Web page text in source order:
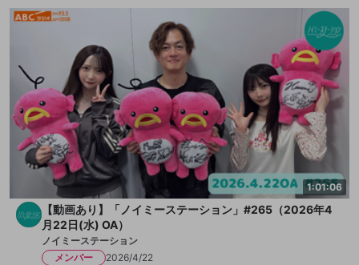
1:01:06
【動画あり】「ノイミーステーション」#265（2026年4
月22日(水) OA）
ノイミーステーション
メンバー
2026/4/22